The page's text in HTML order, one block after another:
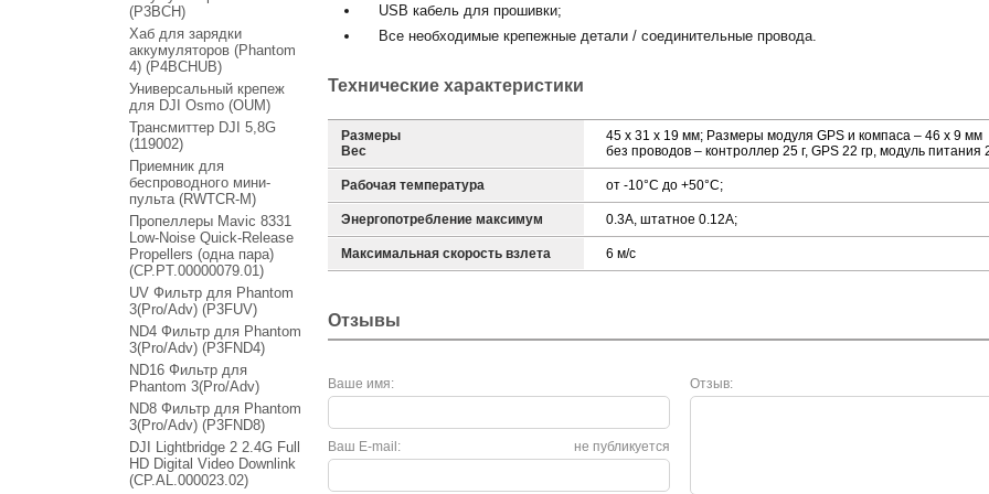
USB кабель для прошивки;
Все необходимые крепежные детали / соединительные провода.
Технические характеристики
Размеры
Вес
45 х 31 х 19 мм; Размеры модуля GPS и компаса – 46 x 9 мм
без проводов – контроллер 25 г, GPS 22 гр, модуль питания
Рабочая температура от -10°С до +50°С;
Энергопотребление максимум 0.3А, штатное 0.12А;
Максимальная скорость взлета 6 м/с
Отзывы
Ваше имя: Отзыв:
не публикуется
Ваш E-mail:
(P3BCH)
Хаб для зарядки
аккумуляторов (Phantom
4) (P4BCHUB)
Универсальный крепеж
для DJI Osmo (OUM)
Трансмиттер DJI 5,8G
(119002)
Приемник для
беспроводного мини-
пульта (RWTCR-M)
Пропеллеры Mavic 8331
Low-Noise Quick-Release
Propellers (одна пара)
(CP.PT.00000079.01)
UV Фильтр для Phantom
3(Pro/Adv) (P3FUV)
ND4 Фильтр для Phantom
3(Pro/Adv) (P3FND4)
ND16 Фильтр для
Phantom 3(Pro/Adv)
ND8 Фильтр для Phantom
3(Pro/Adv) (P3FND8)
DJI Lightbridge 2 2.4G Full
HD Digital Video Downlink
(CP.AL.000023.02)